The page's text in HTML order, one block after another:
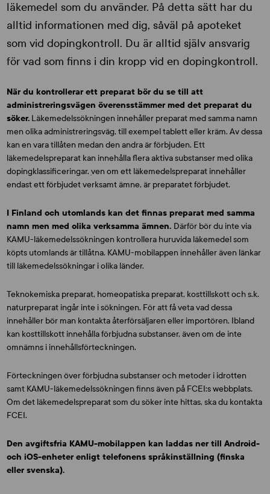
läkemedel som du använder. På detta sätt har du
alltid informationen med dig, såväl på apoteket
som vid dopingkontroll. Du är alltid själv ansvarig
för vad som finns i din kropp vid en dopingkontroll.
När du kontrollerar ett preparat bör du se till att
administreringsvägen överensstämmer med det preparat du
söker. Läkemedelssökningen innehåller preparat med samma namn
men olika administreringsväg, till exempel tablett eller kräm. Av dessa
kan en vara tillåten medan den andra är förbjuden. Ett
läkemedelspreparat kan innehålla flera aktiva substanser med olika
dopingklassificeringar. ִven om ett läkemedelspreparat innehåller
endast ett förbjudet verksamt ämne, är preparatet förbjudet.
I Finland och utomlands kan det finnas preparat med samma
namn men med olika verksamma ämnen. Därför bör du inte via
KAMU-läkemedelssökningen kontrollera huruvida läkemedel som
köpts utomlands är tillåtna. KAMU-mobilappen innehåller även länkar
till läkemedelssökningar i olika länder.
Teknokemiska preparat, homeopatiska preparat, kosttillskott och s.k.
naturpreparat ingår inte i sökningen. För att få veta vad dessa
innehåller bör man kontakta återförsäljaren eller importören. Ibland
kan kosttillskott innehålla förbjudna substanser, även om de inte
omnämns i innehållsförteckningen.
Förteckningen över förbjudna substanser och metoder i idrotten
samt KAMU-läkemedelssökningen finns även på FCEI:s webbplats.
Om det läkemedelspreparat som du söker inte hittas, ska du kontakta
FCEI.
Den avgiftsfria KAMU-mobilappen kan laddas ner till Android-
och iOS-enheter enligt telefonens språkinställning (finska
eller svenska).